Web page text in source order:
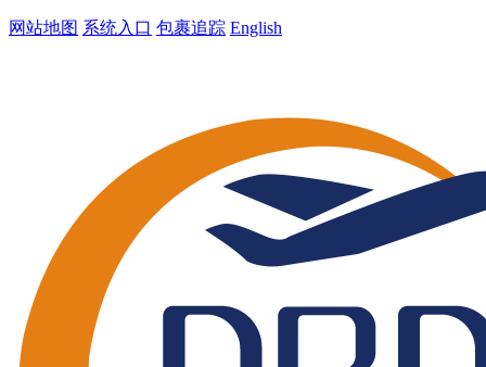
网站地图 系统入口 包裹追踪 English